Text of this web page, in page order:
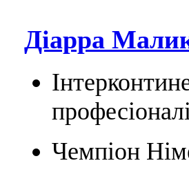
Діарра
Чемпіон